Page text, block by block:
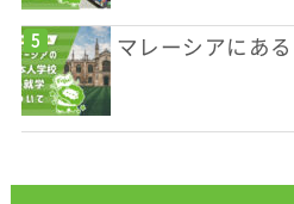
マレーシアにあ